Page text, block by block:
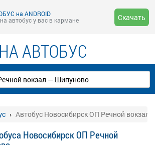
на ANDROID
автобус у вас в кармане
Скачать
НА АВТОБУС
Автобус Новосибирск ОП Речной вокзал
Новосибирск ОП Речной